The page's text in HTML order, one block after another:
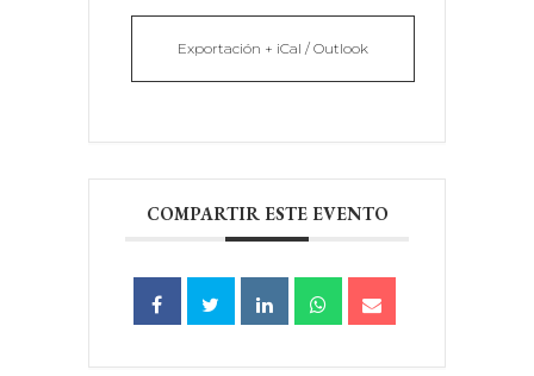
Exportación + iCal / Outlook
COMPARTIR ESTE EVENTO